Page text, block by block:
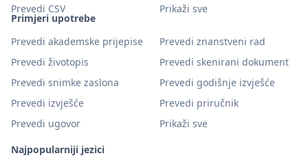
Primjeri upotrebe
Prevedi akademske prijepise
Prevedi znanstveni rad
Prevedi životopis
Prevedi skenirani dokument
Prevedi snimke zaslona
Prevedi godišnje izvješće
Prevedi izvješće
Prevedi priručnik
Prevedi ugovor
Prikaži sve
Najpopularniji jezici
Prevedi CSV
Prikaži sve